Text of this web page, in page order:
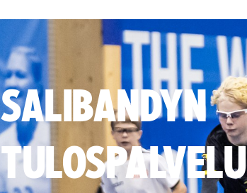
SALIBANDYN
TULOSPALVELU